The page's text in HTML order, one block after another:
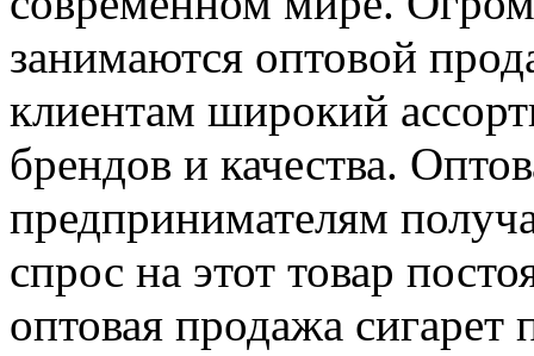
занимаются оптовой
клиентам широкий
брендов и качества.
предпринимателям
спрос на этот товар
оптовая продажа сигарет